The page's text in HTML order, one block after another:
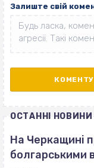
Залиште свій
ОСТАННІ НОВИНИ
На Черкащині
болгарськими